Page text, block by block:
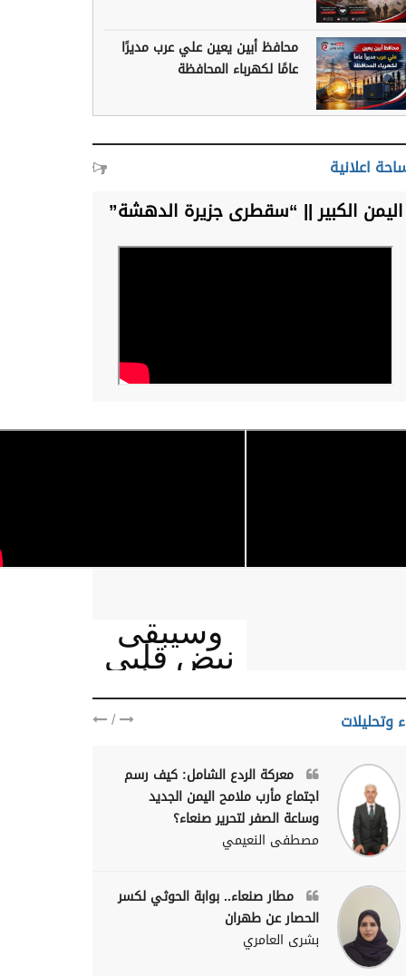
محافظ أبين يعين علي عرب مديرًا
عامًا لكهرباء المحافظة
اعلانية
اليمن الكبير || “سقطرى جزيرة الدهشة”
وسيبقى
نبض قلبي
يمنيا
وتحليلات /
معركة الردع الشامل: كيف رسم
اجتماع مأرب ملامح اليمن الجديد
وساعة الصفر لتحرير صنعاء؟
مصطفى النعيمي
مطار صنعاء.. بوابة الحوثي لكسر
الحصار عن طهران
بشرى العامري